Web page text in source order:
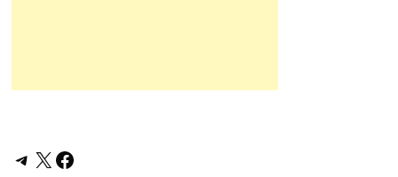
Telegram
X Facebook